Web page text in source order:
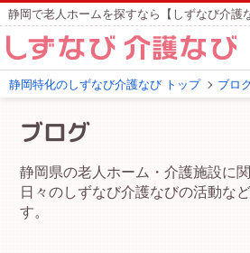
静岡で老人ホームを探すなら【しずなび介護
静岡特化のしずなび介護なび トップ ブロ
ブログ
静岡県の老人ホーム・介護施設に
日々のしずなび介護なびの活動な
す。